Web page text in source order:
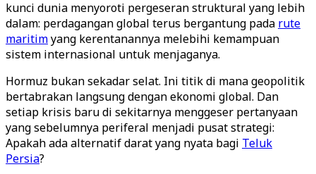
kunci dunia menyoroti pergeseran struktural yang lebih
dalam: perdagangan global terus bergantung pada rute
maritimyang kerentanannya melebihi kemampuan
sistem internasional untuk menjaganya.
Hormuz bukan sekadar selat. Ini titik di mana geopolitik
bertabrakan langsung dengan ekonomi global. Dan
setiap krisis baru di sekitarnya menggeser pertanyaan
yang sebelumnya periferal menjadi pusat strategi:
Apakah ada alternatif darat yang nyata bagi Teluk
Persia?